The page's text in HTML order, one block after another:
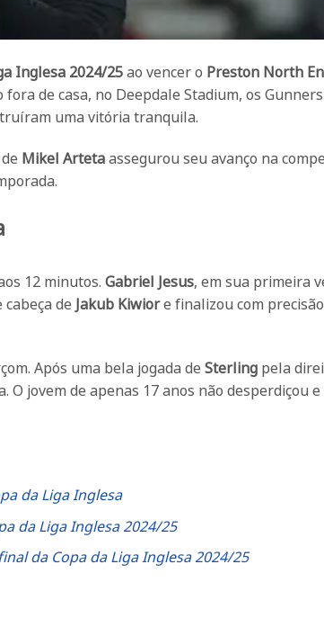
Inglesa 2024/25ao vencer o Preston North
de casa, no Deepdale Stadium, os
uma vitória tranquila.
Mikel Artetaassegurou seu avanço na
12 minutos. Gabriel Jesus, em sua primeira
de Jakub Kiwiore finalizou com
Após uma bela jogada de Sterling pela
O jovem de apenas 17 anos não desperdiçou
da Liga Inglesa
da Liga Inglesa 2024/25
da Copa da Liga Inglesa 2024/25